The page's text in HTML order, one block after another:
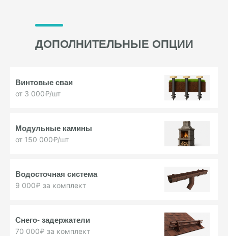
ДОПОЛНИТЕЛЬНЫЕ ОПЦИИ
Винтовые сваи
от 3 000₽/шт
Модульные камины
от 150 000₽/шт
Водосточная система
9 000₽ за комплект
Снего- задержатели
70 000₽ за комплект